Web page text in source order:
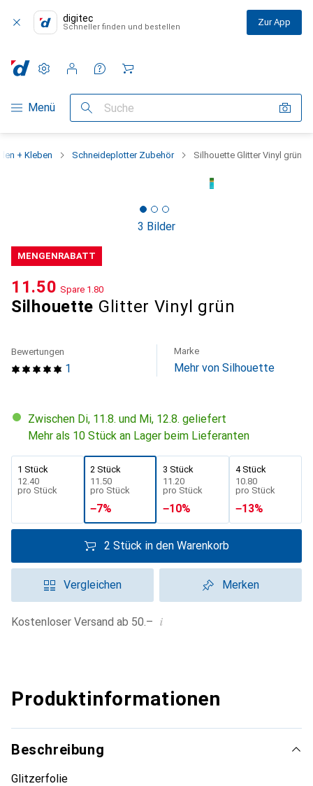
digitec
Schneller finden und bestellen Zur App
Navigation nach Kategorien
Menü Suche
Einstellungen
Kundenkonto
Vergleichslisten
Merklisten
Warenkorb
+ Kleben Schneideplotter Zubehör Silhouette Glitter Vinyl grün
3 Bilder
MENGENRABATT
Silhouette Glitter Vinyl grün
CHF
11.50 Spare CHF
1.80
1
Bewertungen Marke
Mehr von Silhouette
Zwischen Di, 11.8. und Mi, 12.8. geliefert
Mehr als 10 Stück an Lager beim Lieferanten
1 Stück
CHF
12.40
pro Stück
2 Stück
CHF
11.50
pro Stück
−7%
3 Stück
CHF
11.20
pro Stück
−10%
4 Stück
CHF
10.80
pro Stück
−13%
2 Stück in den Warenkorb
Vergleichen Merken
Kostenloser Versand ab 50.– i
Produktinformationen
Beschreibung
Glitzerfolie